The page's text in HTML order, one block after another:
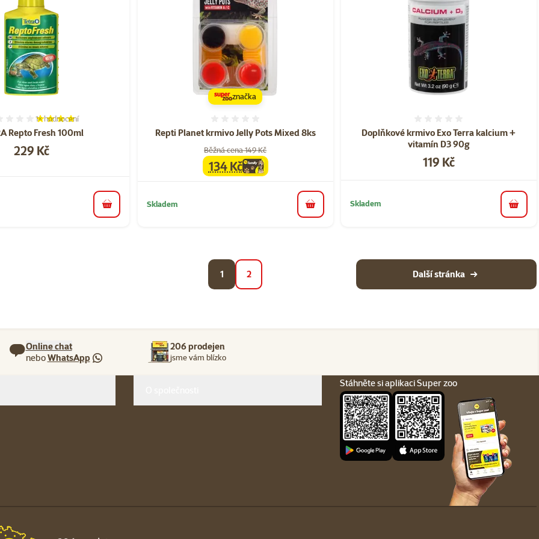
Repto Fresh 100ml
Hodnocení 80%, počet hodnocení: 1
1×hodnocení
Cena
229 Kč
do košíku
Repti Planet krmivo Jelly Pots Mixed 8ks
Běžná cena 149 Kč
familycena
134 Kč
značka
Skladem do košíku
Doplňkové krmivo Exo Terra kalcium +
vitamín D3 90g
Cena
119 Kč
Skladem
do
1 2 Další stránka
Online chat
neboWhatsApp
206 prodejen
jsme vám blízko
Stáhněte si aplikaci Super zoo